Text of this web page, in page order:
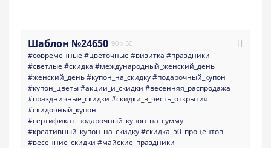
Шаблон №24650 90 x 50
#современные #цветочные #визитка #праздники
#светлые #скидка #международный_женский_день
#женский_день#купон_на_скидку#подарочный_купон
#купон_цветы#акции_и_скидки #весенняя_распродажа
#праздничные_скидки #скидки_в_честь_открытия
#скидочный_купон
#сертификат_подарочный_купон_на_сумму
#креативный_купон_на_скидку#скидка_50_процентов
#весенние_скидки #майские_праздники